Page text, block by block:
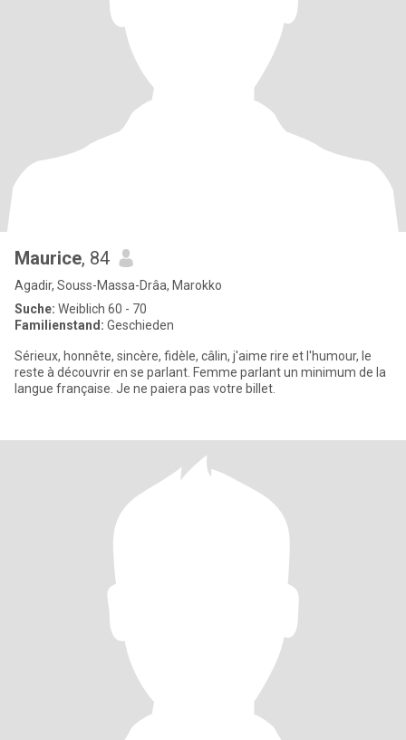
Maurice, 84
Agadir, Souss-Massa-Drâa, Marokko
Suche: Weiblich 60 - 70
Familienstand: Geschieden
Sérieux, honnête, sincère, fidèle, câlin, j'aime rire et l'humour, le
reste à découvrir en se parlant. Femme parlant un minimum de la
langue française. Je ne paiera pas votre billet.